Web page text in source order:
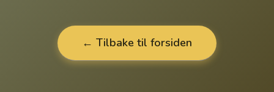
← Tilbake til forsiden